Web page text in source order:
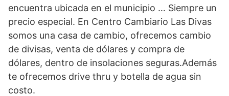
encuentra ubicada en el municipio … Siempre un
precio especial. En Centro Cambiario Las Divas
somos una casa de cambio, ofrecemos cambio
de divisas, venta de dólares y compra de
dólares, dentro de insolaciones seguras.Además
te ofrecemos drive thru y botella de agua sin
costo.